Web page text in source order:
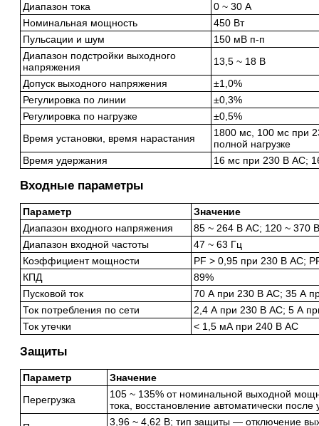
Диапазон тока
0 ~ 30 А
Номинальная мощность
450 Вт
Пульсации и шум
150 мВ п-п
Диапазон подстройки выходного
напряжения
13,5 ~ 18 В
Допуск выходного напряжения
±1,0%
Регулировка по линии
±0,3%
Регулировка по нагрузке
±0,5%
Время установки, время нарастания
1800 мс, 100 мс при
полной нагрузке
Время удержания
16 мс при 230 В AC;
Входные параметры
Параметр
Значение
Диапазон входного напряжения
85 ~ 264 В AC; 120 ~ 370
Диапазон входной частоты
47 ~ 63 Гц
Коэффициент мощности
PF > 0,95 при 230 В AC;
КПД
89%
Пусковой ток
70 А при 230 В AC; 35 А
Ток потребления по сети
2,4 А при 230 В AC; 5 А
Ток утечки
< 1,5 мА при 240 В AC
Защиты
Параметр
Значение
Перегрузка
105 ~ 135% от номинальной выходной
тока, восстановление автоматически
3,96 ~ 4,62 В; тип защиты — отключение